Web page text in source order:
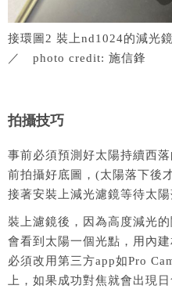
接環圖2 裝上nd1024的減光
／ photo credit: 施信鋒
拍攝技巧
事前必須預測好太陽持續西
前拍攝好底圖，(太陽落下後
接著安裝上減光濾鏡等待太陽
裝上濾鏡後，因為高度減光
會看到太陽一個光點，用內
必須改用第三方app如Pro
上，如果成功對焦就會出現